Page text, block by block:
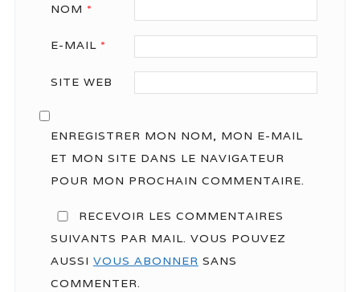
NOM *
E-MAIL *
SITE WEB
ENREGISTRER MON NOM, MON E-MAIL
ET MON SITE DANS LE NAVIGATEUR
POUR MON PROCHAIN COMMENTAIRE.
RECEVOIR LES COMMENTAIRES
SUIVANTS PAR MAIL. VOUS POUVEZ
AUSSI VOUS ABONNER SANS
COMMENTER.